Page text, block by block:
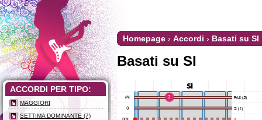
Homepage › Accordi › Basati su SI
Basati su SI
ACCORDI PER TIPO:
MAGGIORI
SETTIMA DOMINANTE (7)